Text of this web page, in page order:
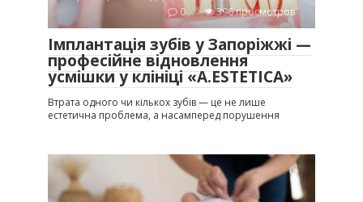
0
396 просмотров
Імплантація зубів у Запоріжжі —
професійне відновлення
усмішки у клініці «A.ESTETICA»
Втрата одного чи кількох зубів — це не лише
естетична проблема, а насамперед порушення